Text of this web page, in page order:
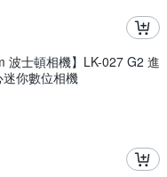
波士頓相機】LK-027 G2 進
你數位相機